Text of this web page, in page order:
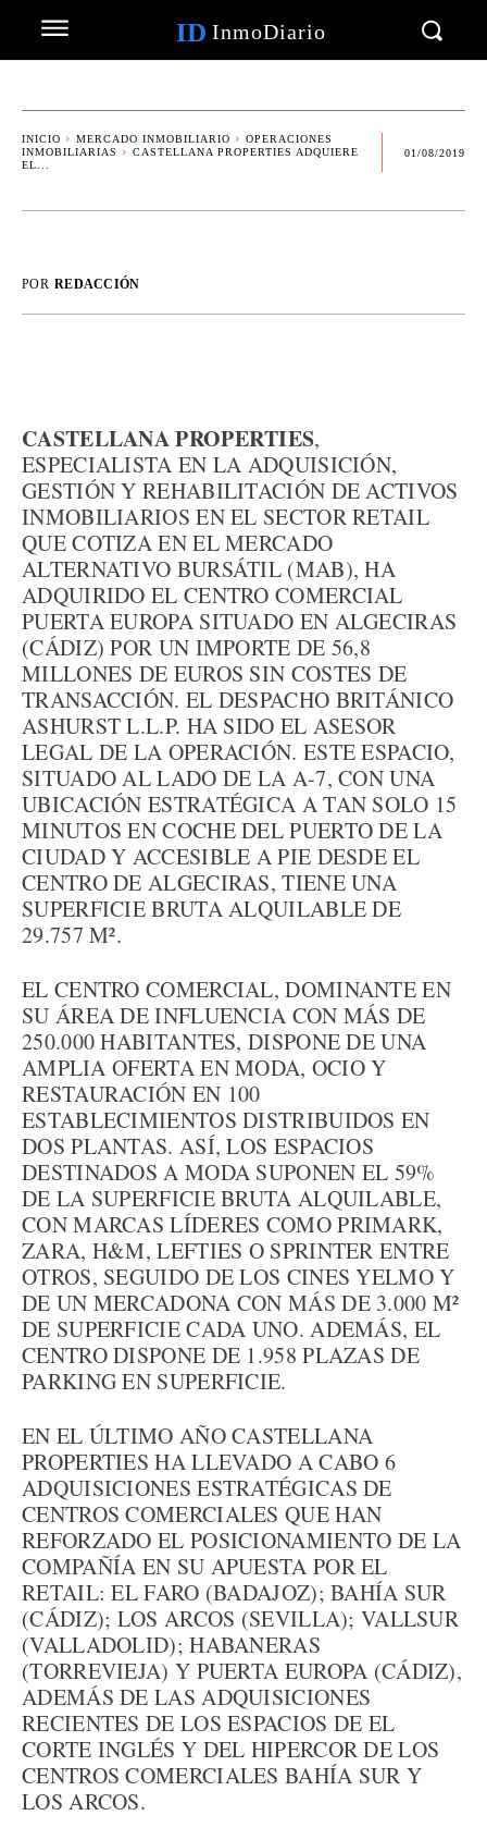
ID InmoDiario
INICIO MERCADO INMOBILIARIO
OPERACIONES
INMOBILIARIAS
CASTELLANA PROPERTIES ADQUIERE
EL...
01/08/2019
POR REDACCIÓN
CASTELLANA PROPERTIES,
ESPECIALISTA EN LA ADQUISICIÓN,
GESTIÓN Y REHABILITACIÓN DE ACTIVOS
INMOBILIARIOS EN EL SECTOR RETAIL
QUE COTIZA EN EL MERCADO
ALTERNATIVO BURSÁTIL (MAB), HA
ADQUIRIDO EL CENTRO COMERCIAL
PUERTA EUROPA SITUADO EN ALGECIRAS
(CÁDIZ) POR UN IMPORTE DE 56,8
MILLONES DE EUROS SIN COSTES DE
TRANSACCIÓN. EL DESPACHO BRITÁNICO
ASHURST L.L.P. HA SIDO EL ASESOR
LEGAL DE LA OPERACIÓN. ESTE ESPACIO,
SITUADO AL LADO DE LA A-7, CON UNA
UBICACIÓN ESTRATÉGICA A TAN SOLO 15
MINUTOS EN COCHE DEL PUERTO DE LA
CIUDAD Y ACCESIBLE A PIE DESDE EL
CENTRO DE ALGECIRAS, TIENE UNA
SUPERFICIE BRUTA ALQUILABLE DE
29.757 M².
EL CENTRO COMERCIAL, DOMINANTE EN
SU ÁREA DE INFLUENCIA CON MÁS DE
250.000 HABITANTES, DISPONE DE UNA
AMPLIA OFERTA EN MODA, OCIO Y
RESTAURACIÓN EN 100
ESTABLECIMIENTOS DISTRIBUIDOS EN
DOS PLANTAS. ASÍ, LOS ESPACIOS
DESTINADOS A MODA SUPONEN EL 59%
DE LA SUPERFICIE BRUTA ALQUILABLE,
CON MARCAS LÍDERES COMO PRIMARK,
ZARA, H&M, LEFTIES O SPRINTER ENTRE
OTROS, SEGUIDO DE LOS CINES YELMO Y
DE UN MERCADONA CON MÁS DE 3.000 M²
DE SUPERFICIE CADA UNO. ADEMÁS, EL
CENTRO DISPONE DE 1.958 PLAZAS DE
PARKING EN SUPERFICIE.
EN EL ÚLTIMO AÑO CASTELLANA
PROPERTIES HA LLEVADO A CABO 6
ADQUISICIONES ESTRATÉGICAS DE
CENTROS COMERCIALES QUE HAN
REFORZADO EL POSICIONAMIENTO DE LA
COMPAÑÍA EN SU APUESTA POR EL
RETAIL: EL FARO (BADAJOZ); BAHÍA SUR
(CÁDIZ); LOS ARCOS (SEVILLA); VALLSUR
(VALLADOLID); HABANERAS
(TORREVIEJA) Y PUERTA EUROPA (CÁDIZ),
ADEMÁS DE LAS ADQUISICIONES
RECIENTES DE LOS ESPACIOS DE EL
CORTE INGLÉS Y DEL HIPERCOR DE LOS
CENTROS COMERCIALES BAHÍA SUR Y
LOS ARCOS.